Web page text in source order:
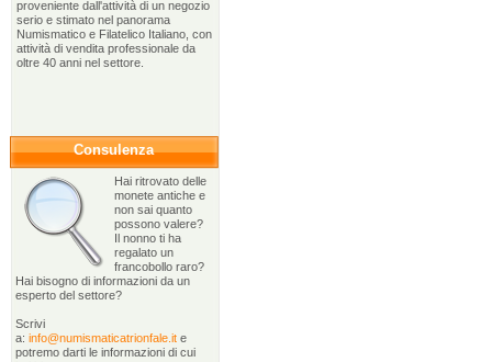
proveniente dall'attività di un negozio
serio e stimato nel panorama
Numismatico e Filatelico Italiano, con
attività di vendita professionale da
oltre 40 anni nel settore.
Consulenza
Hai ritrovato delle
monete antiche e
non sai quanto
possono valere?
Il nonno ti ha
regalato un
francobollo raro?
Hai bisogno di informazioni da un
esperto del settore?
Scrivi
a: info@numismaticatrionfale.it e
potremo darti le informazioni di cui